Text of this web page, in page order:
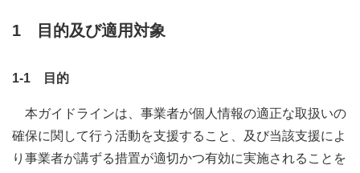
1 目的及び適用対象
1-1 目的
本ガイドラインは、事業者が個人情報の適正な取扱いの
確保に関して行う活動を支援すること、及び当該支援によ
り事業者が講ずる措置が適切かつ有効に実施されることを